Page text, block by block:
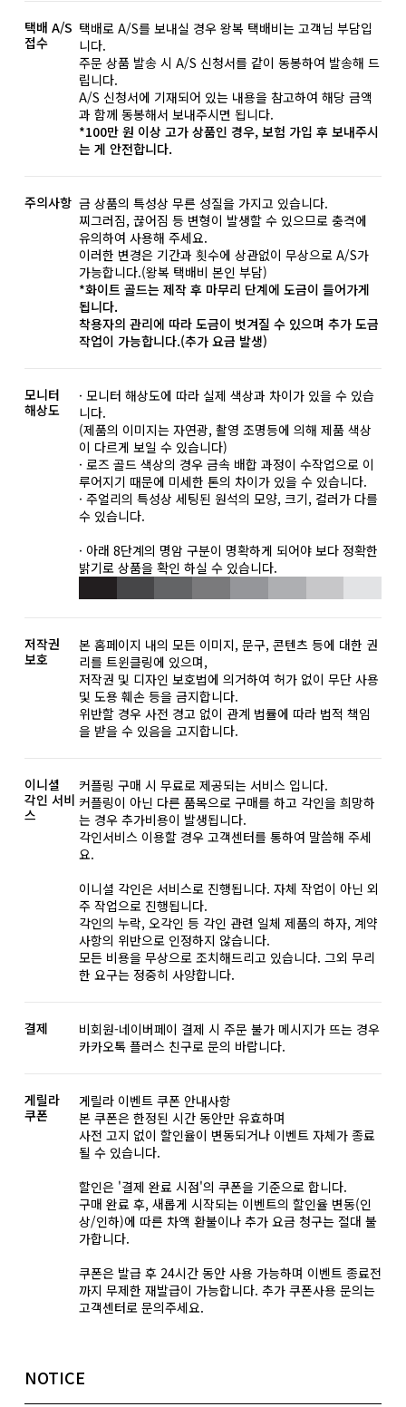
택배 A/S
접수
택배로 A/S를 보내실 경우 왕복 택배비는 고객님 부담입
니다.
주문 상품 발송 시 A/S 신청서를 같이 동봉하여 발송해 드
립니다.
A/S 신청서에 기재되어 있는 내용을 참고하여 해당 금액
과 함께 동봉해서 보내주시면 됩니다.
*100만 원 이상 고가 상품인 경우, 보험 가입 후 보내주시
는 게 안전합니다.
주의사항 금 상품의 특성상 무른 성질을 가지고 있습니다.
찌그러짐, 끊어짐 등 변형이 발생할 수 있으므로 충격에
유의하여 사용해 주세요.
이러한 변경은 기간과 횟수에 상관없이 무상으로 A/S가
가능합니다.(왕복 택배비 본인 부담)
*화이트 골드는 제작 후 마무리 단계에 도금이 들어가게
됩니다.
착용자의 관리에 따라 도금이 벗겨질 수 있으며 추가 도금
작업이 가능합니다.(추가 요금 발생)
모니터
해상도
· 모니터 해상도에 따라 실제 색상과 차이가 있을 수 있습
니다.
(제품의 이미지는 자연광, 촬영 조명등에 의해 제품 색상
이 다르게 보일 수 있습니다)
· 로즈 골드 색상의 경우 금속 배합 과정이 수작업으로 이
루어지기 때문에 미세한 톤의 차이가 있을 수 있습니다.
· 주얼리의 특성상 세팅된 원석의 모양, 크기, 컬러가 다를
수 있습니다.
· 아래 8단계의 명암 구분이 명확하게 되어야 보다 정확한
밝기로 상품을 확인 하실 수 있습니다.
저작권
보호
본 홈페이지 내의 모든 이미지, 문구, 콘텐츠 등에 대한 권
리를 트윈클링에 있으며,
저작권 및 디자인 보호법에 의거하여 허가 없이 무단 사용
및 도용 훼손 등을 금지합니다.
위반할 경우 사전 경고 없이 관계 법률에 따라 법적 책임
을 받을 수 있음을 고지합니다.
이니셜
각인 서비
스
커플링 구매 시 무료로 제공되는 서비스 입니다.
커플링이 아닌 다른 품목으로 구매를 하고 각인을 희망하
는 경우 추가비용이 발생됩니다.
각인서비스 이용할 경우 고객센터를 통하여 말씀해 주세
요.
이니셜 각인은 서비스로 진행됩니다. 자체 작업이 아닌 외
주 작업으로 진행됩니다.
각인의 누락, 오각인 등 각인 관련 일체 제품의 하자, 계약
사항의 위반으로 인정하지 않습니다.
모든 비용을 무상으로 조치해드리고 있습니다. 그외 무리
한 요구는 정중히 사양합니다.
결제
비회원-네이버페이 결제 시 주문 불가 메시지가 뜨는 경우
카카오톡 플러스 친구로 문의 바랍니다.
게릴라
쿠폰
게릴라 이벤트 쿠폰 안내사항
본 쿠폰은 한정된 시간 동안만 유효하며
사전 고지 없이 할인율이 변동되거나 이벤트 자체가 종료
될 수 있습니다.
할인은 '결제 완료 시점'의 쿠폰을 기준으로 합니다.
구매 완료 후, 새롭게 시작되는 이벤트의 할인율 변동(인
상/인하)에 따른 차액 환불이나 추가 요금 청구는 절대 불
가합니다.
쿠폰은 발급 후 24시간 동안 사용 가능하며 이벤트 종료전
까지 무제한 재발급이 가능합니다. 추가 쿠폰사용 문의는
고객센터로 문의주세요.
NOTICE